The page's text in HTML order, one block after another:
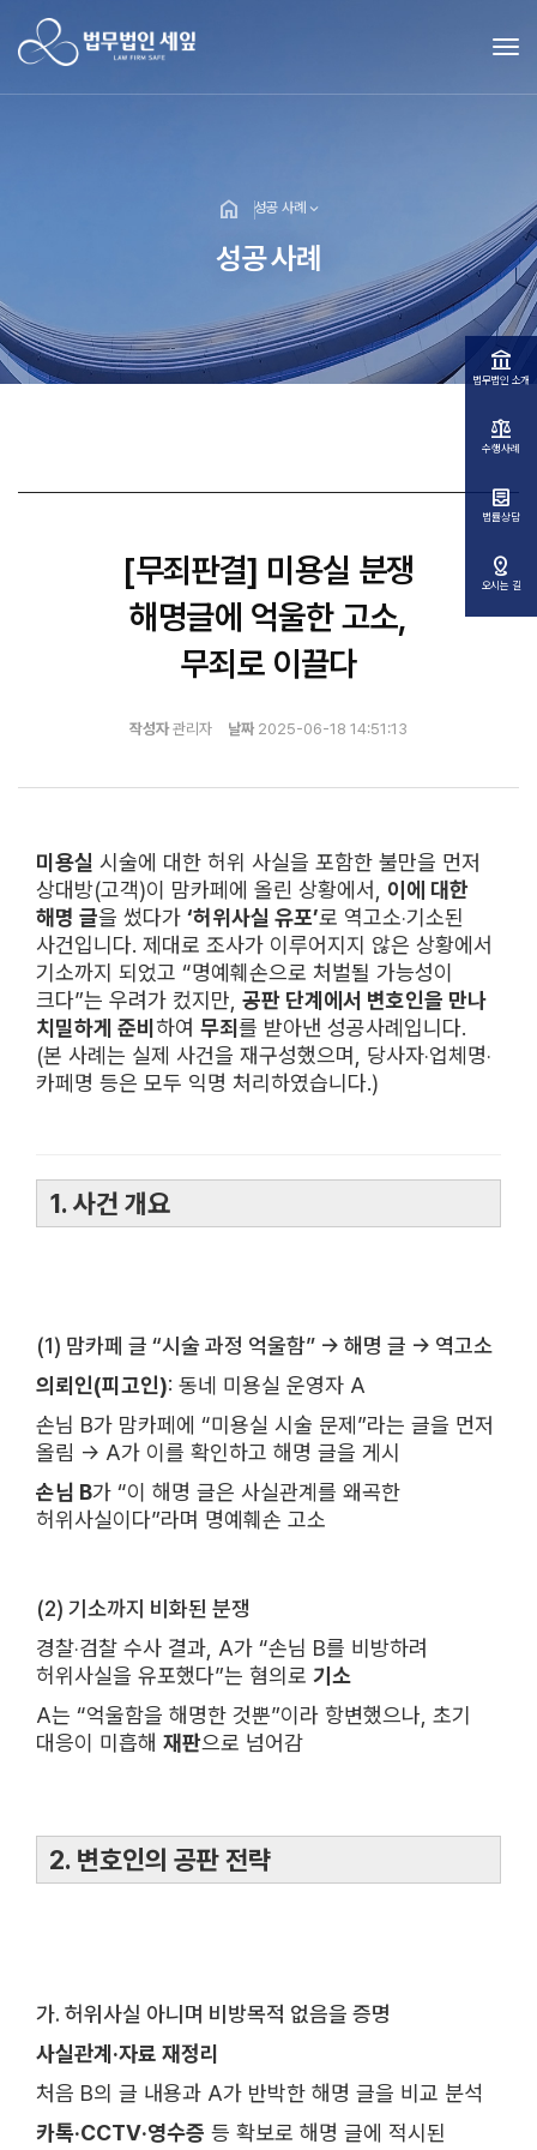
account_balance
법무법인 소개
balance
수행사례
inbox_text
법률상담
distance
오시는 길
home 성공 사례expand_more
성공 사례
[무죄판결] 미용실 분쟁
해명글에 억울한 고소,
무죄로 이끌다
작성자관리자 날짜 2025-06-18 14:51:13
미용실 시술에 대한 허위 사실을 포함한 불만을 먼저
상대방(고객)이 맘카페에 올린 상황에서, 이에 대한
해명 글을 썼다가 ‘허위사실 유포’로 역고소‧기소된
사건입니다. 제대로 조사가 이루어지지 않은 상황에서
기소까지 되었고 “명예훼손으로 처벌될 가능성이
크다”는 우려가 컸지만, 공판 단계에서 변호인을 만나
치밀하게 준비 하여 무죄를 받아낸 성공사례입니다.
(본 사례는 실제 사건을 재구성했으며, 당사자‧업체명‧
카페명 등은 모두 익명 처리하였습니다.)
1. 사건 개요
(1) 맘카페 글 “시술 과정 억울함” → 해명 글 → 역고소
의뢰인(피고인): 동네 미용실 운영자 A
손님 B가 맘카페에 “미용실 시술 문제”라는 글을 먼저
올림 → A가 이를 확인하고 해명 글을 게시
손님 B가 “이 해명 글은 사실관계를 왜곡한
허위사실이다”라며 명예훼손 고소
(2) 기소까지 비화된 분쟁
경찰‧검찰 수사 결과, A가 “손님 B를 비방하려
허위사실을 유포했다”는 혐의로 기소
A는 “억울함을 해명한 것뿐”이라 항변했으나, 초기
대응이 미흡해 재판으로 넘어감
2. 변호인의 공판 전략
가. 허위사실 아니며 비방목적 없음을 증명
사실관계·자료 재정리
처음 B의 글 내용과 A가 반박한 해명 글을 비교 분석
카톡‧CCTV‧영수증 등 확보로 해명 글에 적시된